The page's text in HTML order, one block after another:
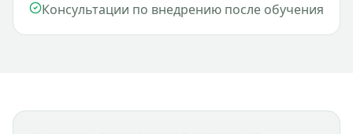
Консультации по внедрению после обучения